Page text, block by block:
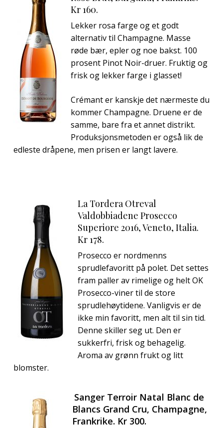
Kr 160.
Lekker rosa farge og et godt
alternativ til Champagne. Masse
røde bær, epler og noe bakst. 100
prosent Pinot Noir-druer. Fruktig og
frisk og lekker farge i glasset!
Crémant er kanskje det nærmeste du
kommer Champagne. Druene er de
samme, bare fra et annet distrikt.
Produksjonsmetoden er også lik de
edleste dråpene, men prisen er langt lavere.
La Tordera Otreval
Valdobbiadene Prosecco
Superiore 2016, Veneto, Italia.
Kr 178.
Prosecco er nordmenns
sprudlefavoritt på polet. Det settes
fram paller av rimelige og helt OK
Prosecco-viner til de store
sprudlehøytidene. Vanligvis er de
ikke min favoritt, men alt til sin tid.
Denne skiller seg ut. Den er
sukkerfri, frisk og behagelig.
Aroma av grønn frukt og litt
blomster.
Sanger Terroir Natal Blanc de
Blancs Grand Cru, Champagne,
Frankrike. Kr 300.